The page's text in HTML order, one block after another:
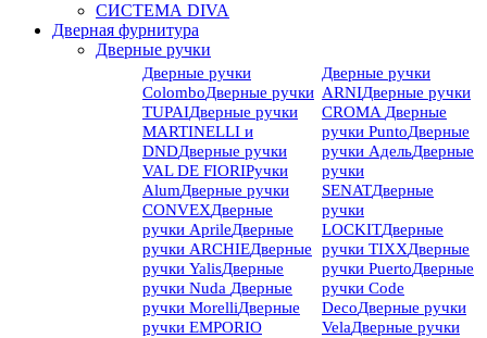
СИСТЕМА DIVA
Дверная фурнитура
Дверные ручки
Дверные ручки
ColomboДверные ручки
TUPAIДверные ручки
MARTINELLI и
DNDДверные ручки
VAL DE FIORIРучки
AlumДверные ручки
CONVEXДверные
ручки AprileДверные
ручки ARCHIEДверные
ручки YalisДверные
ручки Nuda Дверные
ручки MorelliДверные
ручки EMPORIO
Дверные ручки
ARNIДверные ручки
CROMA Дверные
ручки PuntoДверные
ручки АдельДверные
ручки
SENATДверные
ручки
LOCKITДверные
ручки TIXXДверные
ручки PuertoДверные
ручки Code
DecoДверные ручки
VelaДверные ручки